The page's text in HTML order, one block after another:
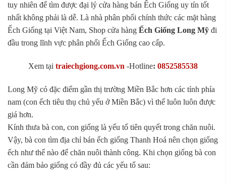
tuy nhiên để tìm được đại lý cửa hàng bán Ếch Giống uy tín tốt
nhất không phải là dễ. Là nhà phân phối chính thức các mặt hàng
Ếch Giống tại Việt Nam, Shop cửa hàng Ếch Giống Long Mỹ đi
đầu trong lĩnh vực phân phối Ếch Giống cao cấp.
Xem tại traiechgiong.com.vn -Hotline: 0852585538
Long Mỹ có đặc điểm gần thị trường Miền Bắc hơn các tỉnh phía
nam (con ếch tiêu thụ chủ yếu ở Miền Bắc) vì thế luôn luôn được
giá hơn.
Kính thưa bà con, con giống là yếu tố tiên quyết trong chăn nuôi.
Vậy, bà con tìm địa chỉ bán ếch giống Thanh Hoá nên chọn giống
ếch như thế nào để chăn nuôi thành công. Khi chọn giống bà con
cần đảm bảo giống có đầy đủ các yếu tố sau: